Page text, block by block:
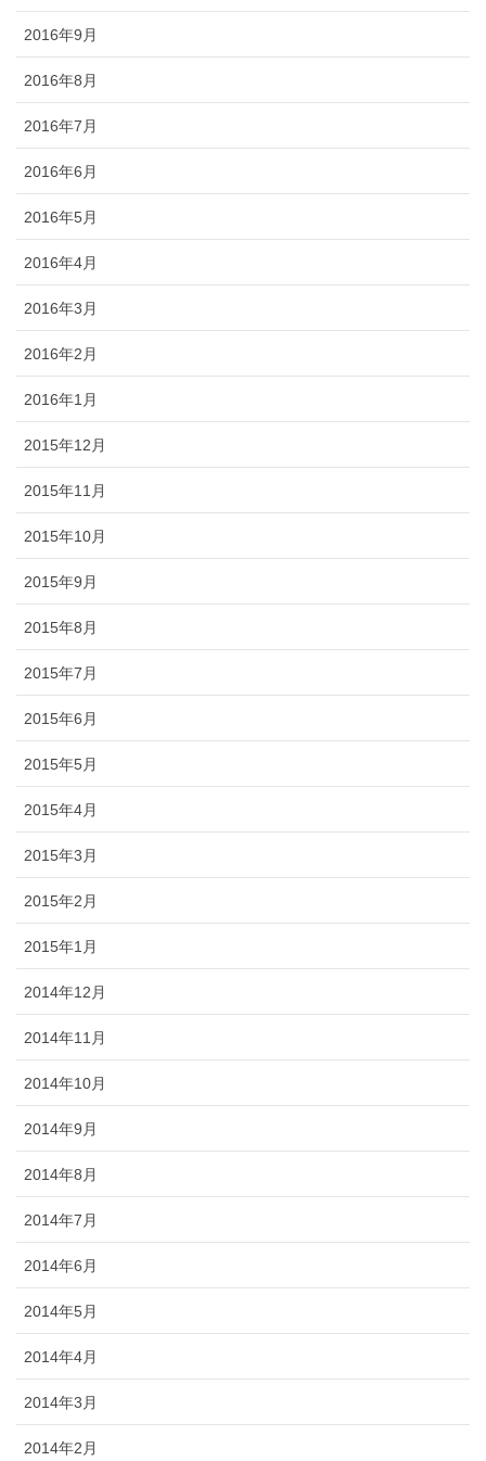
2016年9月
2016年8月
2016年7月
2016年6月
2016年5月
2016年4月
2016年3月
2016年2月
2016年1月
2015年12月
2015年11月
2015年10月
2015年9月
2015年8月
2015年7月
2015年6月
2015年5月
2015年4月
2015年3月
2015年2月
2015年1月
2014年12月
2014年11月
2014年10月
2014年9月
2014年8月
2014年7月
2014年6月
2014年5月
2014年4月
2014年3月
2014年2月